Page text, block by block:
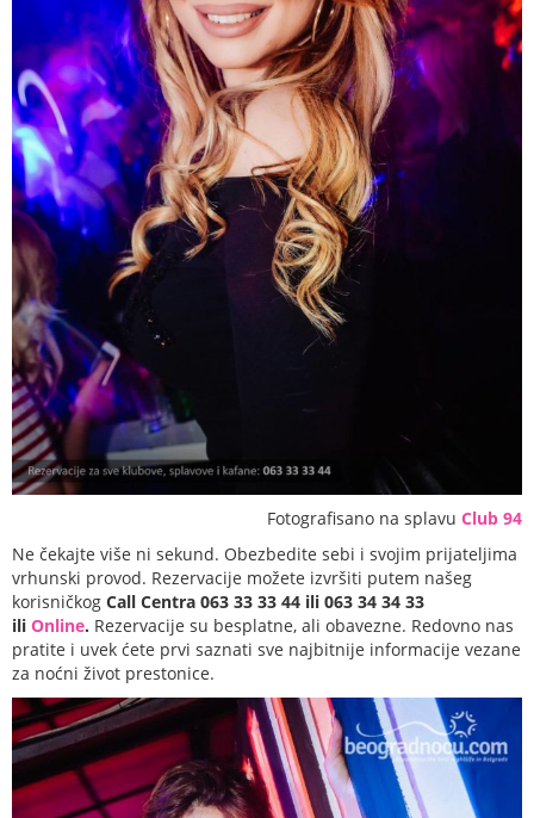
Fotografisano na splavu Club 94
Ne čekajte više ni sekund. Obezbedite sebi i svojim prijateljima
vrhunski provod. Rezervacije možete izvršiti putem našeg
korisničkog Call Centra 063 33 33 44 ili 063 34 34 33
ili Online. Rezervacije su besplatne, ali obavezne. Redovno nas
pratite i uvek ćete prvi saznati sve najbitnije informacije vezane
za noćni život prestonice.